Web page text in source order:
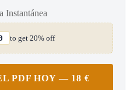
Instantánea
to get 20% off
PDF HOY — 18 €